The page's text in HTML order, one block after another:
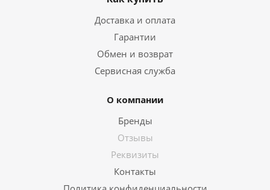
Доставка и оплата
Гарантии
Обмен и возврат
Сервисная служба
О компании
Бренды
Отзывы
Реквизиты
Контакты